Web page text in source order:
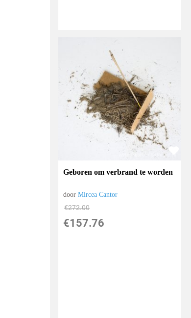
Geboren om verbrand te worden
doorMircea Cantor
€272.00
€157.76